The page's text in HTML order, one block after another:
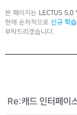
본 페이지는 LECTUS 5.0
현재 순차적으로 신규 학
부탁드리겠습니다.
Re:캐드 인터페이